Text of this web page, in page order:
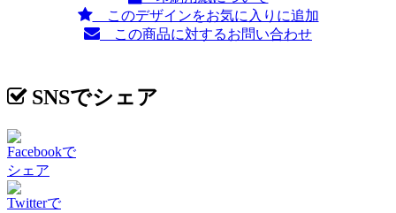
このデザインをお気に入りに追加
この商品に対するお問い合わせ
SNSでシェア
Facebookで
シェア
Twitterで